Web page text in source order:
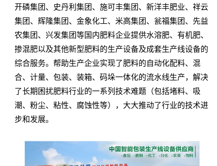
开磷集团、史丹利集团、施可丰集团、新洋丰肥业、祥云
集团、辉隆集团、金象化工、米高集团、瓮福集团、先益
农集团、兴发集团等国内肥料企业提供水溶肥、有机肥、
掺混肥以及其他新型肥料的生产设备及成套生产线设备的
综合服务。帮助生产企业实现了肥料的自动化配料、混
合、计量、包装、装箱、码垛一体化的流水线生产，解决
了长期困扰肥料行业的一系列技术难题（包括堵料、吸
潮、粉尘、粘性、腐蚀性等），大大推动了行业的技术进
步和发展。